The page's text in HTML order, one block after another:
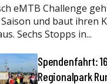
eMTB Challenge
und baut ihren
Sechs Stopps in...
Spendenfahrt:
Regionalpark